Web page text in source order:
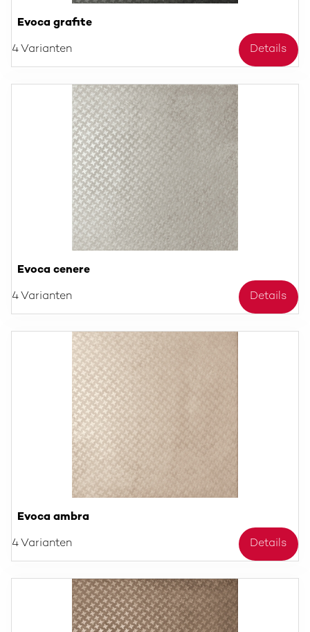
Evoca grafite
4 Varianten Details
Evoca cenere
4 Varianten Details
Evoca ambra
4 Varianten Details